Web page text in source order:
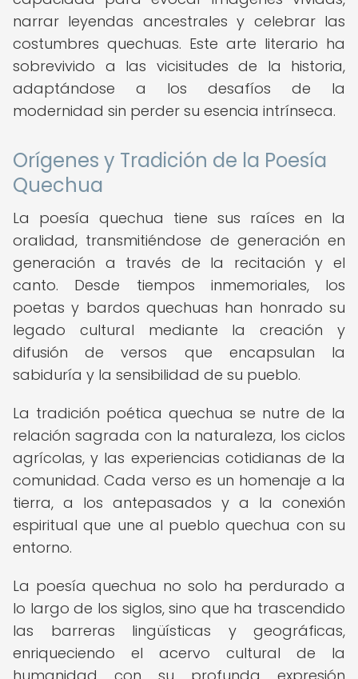
narrar leyendas ancestrales y celebrar las
costumbres quechuas. Este arte literario ha
sobrevivido a las vicisitudes de la historia,
adaptándose a los desafíos de la
modernidad sin perder su esencia intrínseca.
Orígenes y Tradición de la Poesía
Quechua
La poesía quechua tiene sus raíces en la
oralidad, transmitiéndose de generación en
generación a través de la recitación y el
canto. Desde tiempos inmemoriales, los
poetas y bardos quechuas han honrado su
legado cultural mediante la creación y
difusión de versos que encapsulan la
sabiduría y la sensibilidad de su pueblo.
La tradición poética quechua se nutre de la
relación sagrada con la naturaleza, los ciclos
agrícolas, y las experiencias cotidianas de la
comunidad. Cada verso es un homenaje a la
tierra, a los antepasados y a la conexión
espiritual que une al pueblo quechua con su
entorno.
La poesía quechua no solo ha perdurado a
lo largo de los siglos, sino que ha trascendido
las barreras lingüísticas y geográficas,
enriqueciendo el acervo cultural de la